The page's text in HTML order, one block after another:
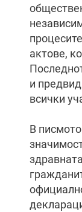
актове,
и
всички
В